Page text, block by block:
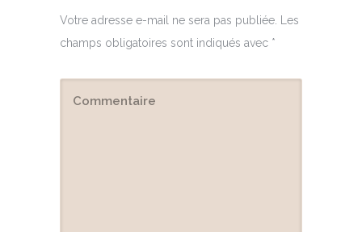
Votre adresse e-mail ne sera pas publiée. Les
champs obligatoires sont indiqués avec *